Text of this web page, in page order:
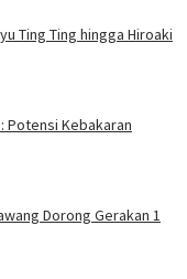
Ting Ting hingga Hiroaki
Potensi Kebakaran
Dorong Gerakan 1